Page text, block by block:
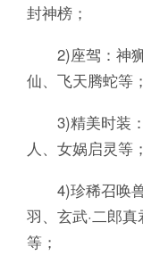
封神榜；
2)座驾：神狮
仙、飞天腾蛇等；
3)精美时装：
人、女娲启灵等；
4)珍稀召唤兽
羽、玄武·二郎
等；